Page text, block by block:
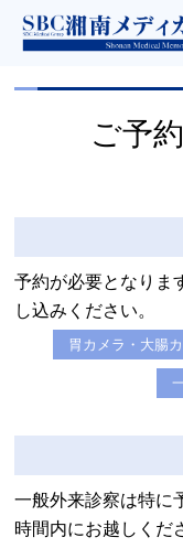
東京都墨田区両国の湘
ご予約・お問い合
ご予
予約が必要となりま
し込みください。
胃カメラ・大腸
一般外来診察は特に
時間内にお越しくだ